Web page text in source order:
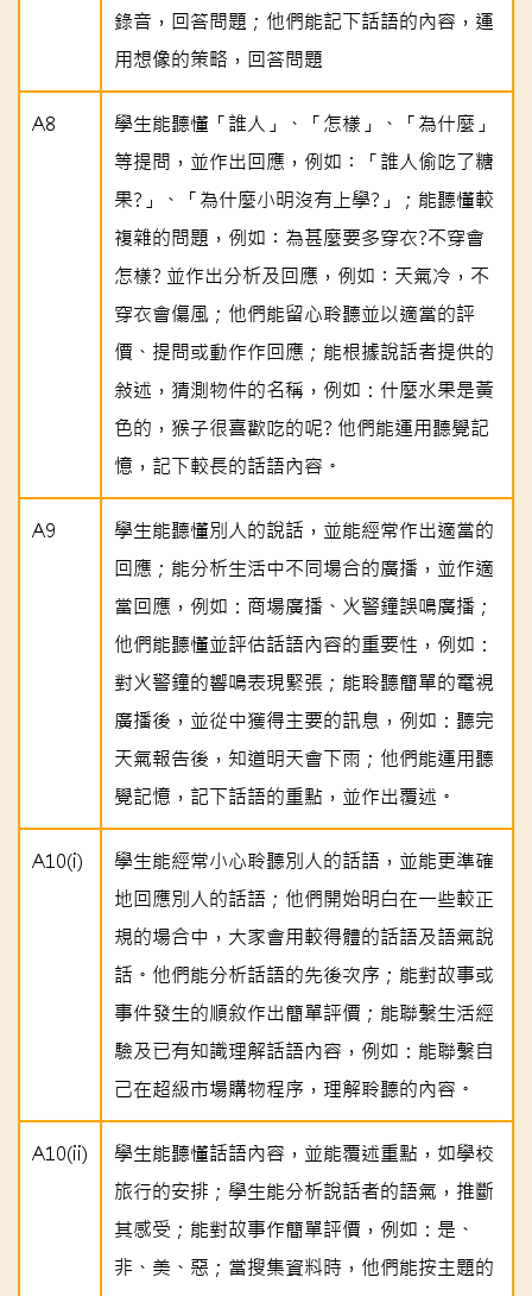
錄音，回答問題；他們能記下話語的內容，運
用想像的策略，回答問題
A8
學生能聽懂「誰人」、「怎樣」、「為什麼」
等提問，並作出回應，例如︰「誰人偷吃了糖
果?」、「為什麼小明沒有上學?」；能聽懂較
複雜的問題，例如︰為甚麼要多穿衣?不穿會
怎樣? 並作出分析及回應，例如︰天氣冷，不
穿衣會傷風；他們能留心聆聽並以適當的評
價、提問或動作作回應；能根據說話者提供的
敍述，猜測物件的名稱，例如：什麼水果是黃
色的，猴子很喜歡吃的呢? 他們能運用聽覺記
憶，記下較長的話語內容。
A9
學生能聽懂別人的說話，並能經常作出適當的
回應；能分析生活中不同場合的廣播，並作適
當回應，例如：商場廣播、火警鐘誤鳴廣播；
他們能聽懂並評估話語內容的重要性，例如：
對火警鐘的響鳴表現緊張；能聆聽簡單的電視
廣播後，並從中獲得主要的訊息，例如：聽完
天氣報告後，知道明天會下雨；他們能運用聽
覺記憶，記下話語的重點，並作出覆述。
A10(i)
學生能經常小心聆聽別人的話語，並能更準確
地回應別人的話語；他們開始明白在一些較正
規的場合中，大家會用較得體的話語及語氣說
話。他們能分析話語的先後次序；能對故事或
事件發生的順敘作出簡單評價；能聯繫生活經
驗及已有知識理解話語內容，例如：能聯繫自
己在超級市場購物程序，理解聆聽的內容。
A10(ii)
學生能聽懂話語內容，並能覆述重點，如學校
旅行的安排；學生能分析說話者的語氣，推斷
其感受；能對故事作簡單評價，例如：是、
非、美、惡；當搜集資料時，他們能按主題的